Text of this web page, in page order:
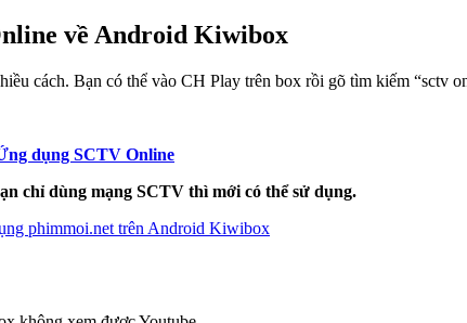
về Android Kiwibox
cách. Bạn có thể vào CH Play trên box rồi gõ tìm kiếm “sctv
dụng SCTV Online
chỉ dùng mạng SCTV thì mới có thể sử dụng.
phimmoi.net trên Android Kiwibox